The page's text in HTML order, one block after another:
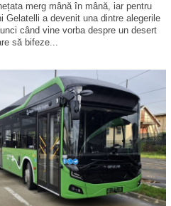
merg mână în mână, iar pentru
Gelatelli a devenit una dintre alegerile
când vine vorba despre un desert
să bifeze...